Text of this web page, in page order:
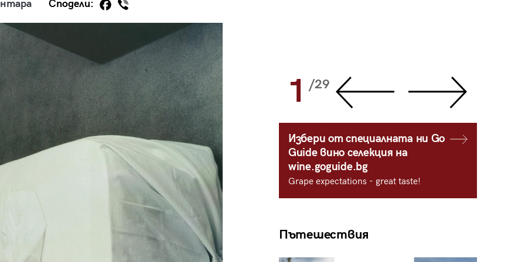
Сподели:
29 /29 1 /29
Избери от специалната ни Go
Guide вино селекция на
wine.goguide.bg
Grape expectations - great taste!
Пътешествия